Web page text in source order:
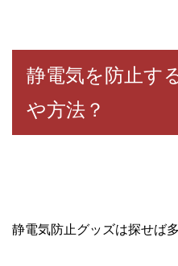
静電気を防止す
や方法？
静電気防止グッズは探せば